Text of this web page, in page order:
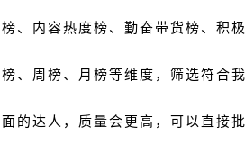
、内容热度榜、勤奋带货榜、积
、周榜、月榜等维度，筛选符合
的达人，质量会更高，可以直接